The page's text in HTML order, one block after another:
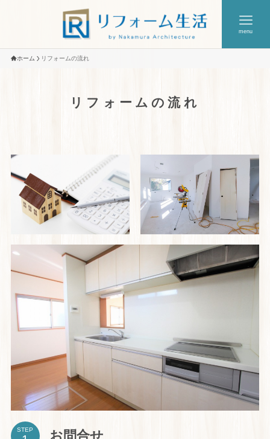
menu
ホーム リフォームの流れ
リフォームの流れ
STEP お問合せ